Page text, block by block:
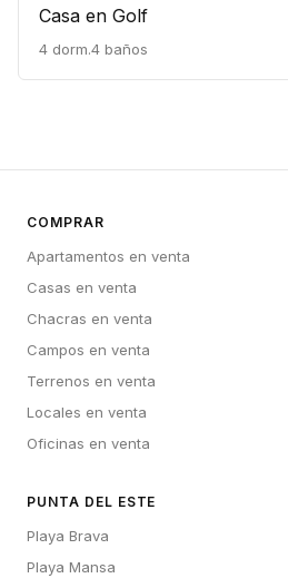
Casa en Golf
4 dorm.4 baños
COMPRAR
Apartamentos en venta
Casas en venta
Chacras en venta
Campos en venta
Terrenos en venta
Locales en venta
Oficinas en venta
PUNTA DEL ESTE
Playa Brava
Playa Mansa